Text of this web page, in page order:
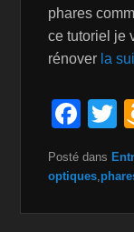
phares
ce tutoriel je
rénover la
F
a
c
wi
tt
Posté dans
optiques,